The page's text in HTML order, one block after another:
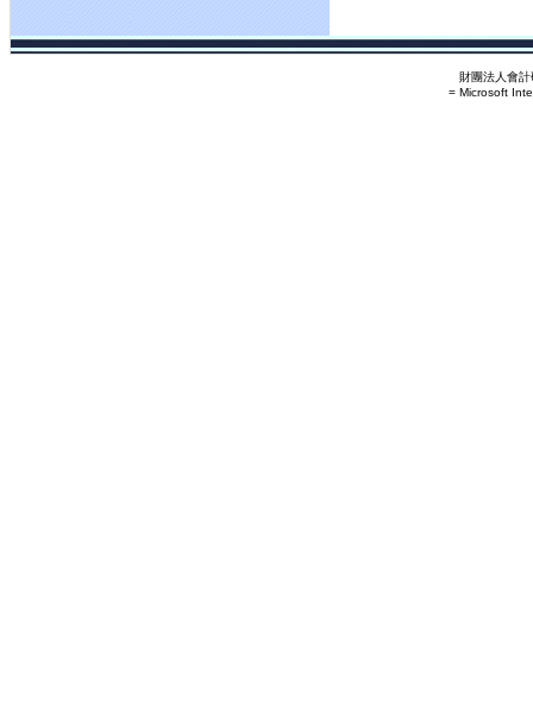
財團法人會
= Microsoft